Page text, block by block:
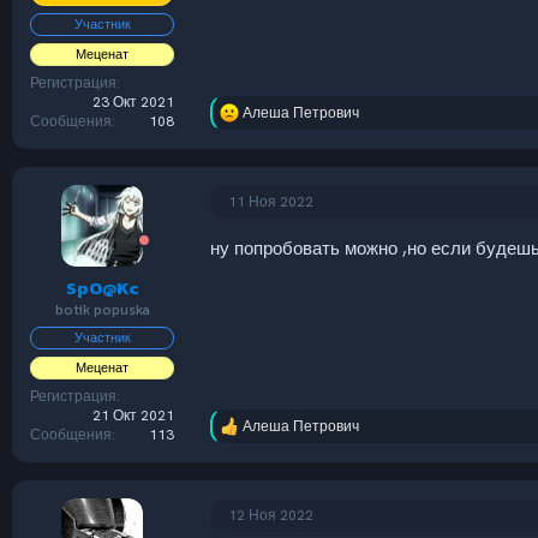
Участник
Меценат
Регистрация
23 Окт 2021
Сообщения
108
Р
:
Алеша Петрович
SpO@Kc
botik popuska
Участник
Меценат
Регистрация
21 Окт 2021
Сообщения
113
11 Ноя 2022
ну попробовать можно ,но если
Р
Алеша Петрович
12 Ноя 2022